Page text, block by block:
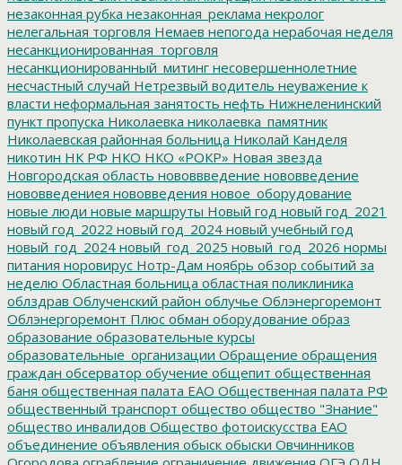
незаконная рубка незаконная_реклама некролог
нелегальная торговля Немаев непогода нерабочая неделя
несанкционированная_торговля
несанкционированный_митинг несовершеннолетние
несчастный случай Нетрезвый водитель неуважение к
власти неформальная занятость нефть Нижнеленинский
пункт пропуска Николаевка николаевка_памятник
Николаевская районная больница Николай Канделя
никотин НК РФ НКО НКО «РОКР» Новая звезда
Новгородская область нововвведение нововведение
нововведениея нововведения новое_оборудование
новые люди новые маршруты Новый год новый год_2021
новый год_2022 новый год_2024 новый учебный год
новый_год_2024 новый_год_2025 новый_год_2026 нормы
питания норовирус Нотр-Дам ноябрь обзор событий за
неделю Областная больница областная поликлиника
облздрав Облученский район облучье Облэнергоремонт
Облэнергоремонт Плюс обман оборудование образ
образование образовательные курсы
образовательные_организации Обращение обращения
граждан обсерватор обучение общепит общественная
баня общественная палата ЕАО Общественная палата РФ
общественный транспорт общество общество "Знание"
общество инвалидов Общество фотоискусства ЕАО
объединение объявления обыск обыски Овчинников